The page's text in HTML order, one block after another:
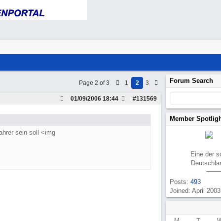
Page 2 of 3 1 2 3
#131569
01/09/2006 18:44
sein soll <img
Forum Search
Member
Eine der
Posts: 493
Joined: April 2003